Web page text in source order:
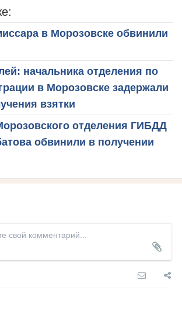
в Морозовске обвинили
начальника отделения по
в Морозовске задержали
взятки
отделения ГИБДД
обвинили в получении